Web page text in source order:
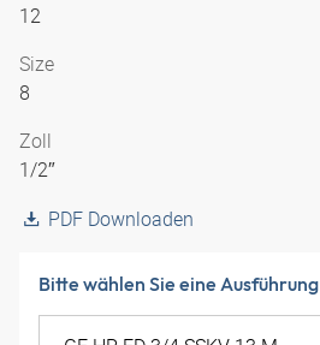
12
Size
8
Zoll
1/2″
PDF Downloaden
Bitte wählen Sie eine Ausführung